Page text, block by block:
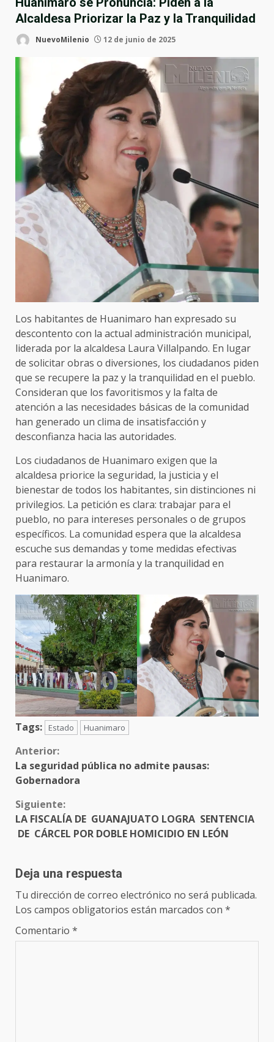
Alcaldesa Priorizar la Paz y la Tranquilidad
NuevoMilenio 12 de junio de 2025
Los habitantes de Huanimaro han expresado su
descontento con la actual administración municipal,
liderada por la alcaldesa Laura Villalpando. En lugar
de solicitar obras o diversiones, los ciudadanos piden
que se recupere la paz y la tranquilidad en el pueblo.
Consideran que los favoritismos y la falta de
atención a las necesidades básicas de la comunidad
han generado un clima de insatisfacción y
desconfianza hacia las autoridades.
Los ciudadanos de Huanimaro exigen que la
alcaldesa priorice la seguridad, la justicia y el
bienestar de todos los habitantes, sin distinciones ni
privilegios. La petición es clara: trabajar para el
pueblo, no para intereses personales o de grupos
específicos. La comunidad espera que la alcaldesa
escuche sus demandas y tome medidas efectivas
para restaurar la armonía y la tranquilidad en
Huanimaro.
Tags: Estado Huanimaro
Sigue
leyendo
Anterior:
La seguridad pública no admite pausas:
Gobernadora
Siguiente:
LA FISCALÍA DE GUANAJUATO LOGRA SENTENCIA
DE CÁRCEL POR DOBLE HOMICIDIO EN LEÓN
Deja una respuesta
Tu dirección de correo electrónico no será publicada.
Los campos obligatorios están marcados con *
Comentario *